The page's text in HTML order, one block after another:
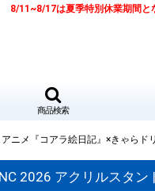
8/11~8/17は夏季特別休業期間と
商品検索
アニメ『コアラ絵日記』×きゃらド
2026 アクリルスタン